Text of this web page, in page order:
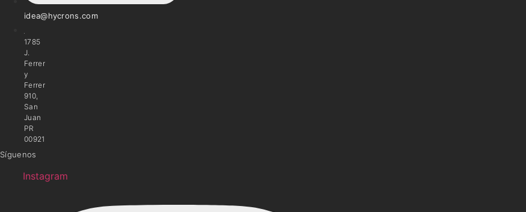
idea@hycrons.com
1785
J.
Ferrer
y
Ferrer
910,
San
Juan
PR
00921
Síguenos
Instagram